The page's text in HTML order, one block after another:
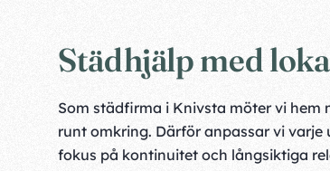
Städhjälp med
Som städfirma i Knivsta möter vi hem
runt omkring. Därför anpassar vi
fokus på kontinuitet och långsiktiga